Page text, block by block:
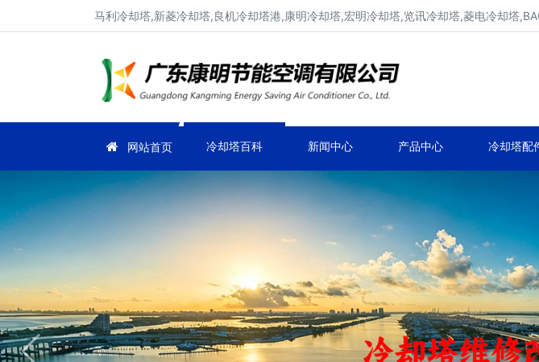
马利冷却塔,新菱冷却塔,良机冷却塔港,康明冷却塔,宏明冷却塔,览讯冷却塔,菱电冷却塔
网站首页 冷却塔百科 新闻中心 产品中心 冷却塔配